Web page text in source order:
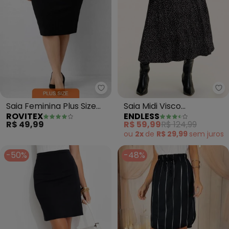
Rovitex - Saia Feminina Plus
Saia Feminina Plus Size
em Bengaline (Preto)
ROVITEX
R$ 49,99
Saia Midi Visco
Maquinetada (Preto)
ENDLESS
R$ 59,99R$ 124,99
ou 2x de R$ 29,99 sem juros
-50% -48%